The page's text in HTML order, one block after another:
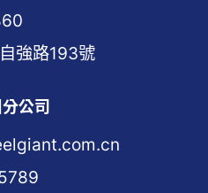
強路193號
公司